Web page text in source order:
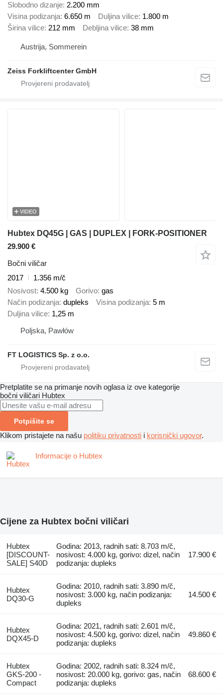
Slobodno dizanje 2.200 mm
Visina podizanja 6.650 m Duljina vilice 1.800 m
Širina vilice 212 mm Debljina vilice 38 mm
Austrija, Sommerein
Zeiss Forkliftcenter GmbH
VIDEO
Hubtex DQ45G | GAS | DUPLEX | FORK-POSITIONER
29.900 €
Bočni viličar
2017
1.356 m/č
Nosivost 4.500 kg Gorivo gas
Način podizanja dupleks Visina podizanja 5 m
Duljina vilice 1,25 m
Poljska, Pawłów
FT LOGISTICS Sp. z o.o.
Pretplatite se na primanje novih oglasa iz ove kategorije
bočni viličari Hubtex
Potpišite se
Klikom pristajete na našu politiku privatnosti i korisnički ugovor.
Informacije o Hubtex
Cijene za Hubtex bočni viličari
Hubtex
[DISCOUNT-
SALE] S40D
Godina: 2013, radnih sati: 8.703 m/č,
nosivost: 4.000 kg, gorivo: dizel, način
podizanja: dupleks
17.900 €
Hubtex
DQ30-G
Godina: 2010, radnih sati: 3.890 m/č,
nosivost: 3.000 kg, način podizanja:
dupleks
14.500 €
Hubtex
DQX45-D
Godina: 2021, radnih sati: 2.601 m/č,
nosivost: 4.500 kg, gorivo: dizel, način
podizanja: dupleks
49.860 €
Hubtex
GKS-200 -
Compact
Godina: 2002, radnih sati: 8.324 m/č,
nosivost: 20.000 kg, gorivo: gas, način
podizanja: dupleks
68.600 €